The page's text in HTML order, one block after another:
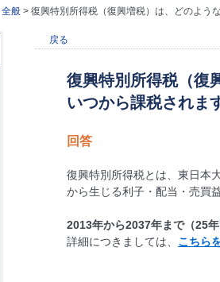
全般 > 復興特別所得税（復興増税）は、どのようなものに
戻る
復興特別所得税（復
いつから課税されま
回答
復興特別所得税とは、東日本
から生じる利子・配当・売買
2013年から2037年まで（25
詳細につきましては、 こちら